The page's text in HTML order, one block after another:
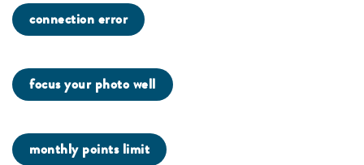
connection error
focus your photo well
monthly points limit